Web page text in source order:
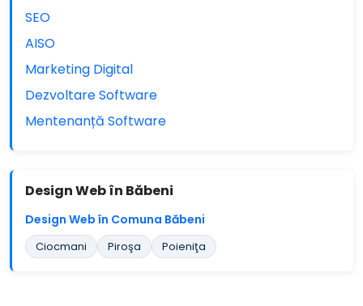
SEO
AISO
Marketing Digital
Dezvoltare Software
Mentenanță Software
Design Web în Băbeni
Design Web în Comuna Băbeni
Ciocmani Piroşa Poieniţa